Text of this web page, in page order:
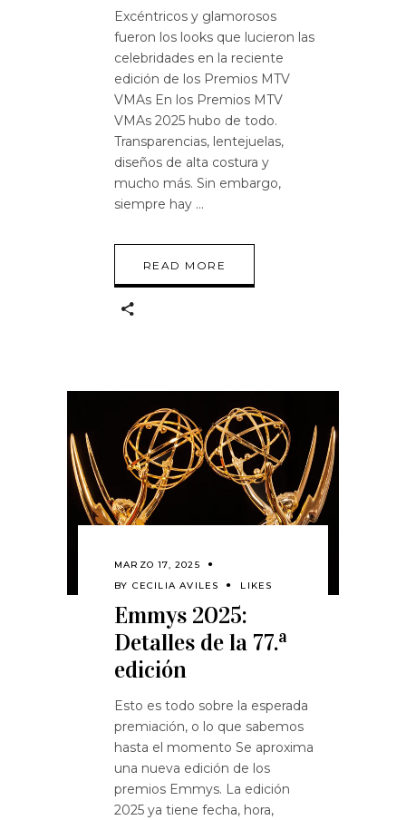
Excéntricos y glamorosos
fueron los looks que lucieron las
celebridades en la reciente
edición de los Premios MTV
VMAs En los Premios MTV
VMAs 2025 hubo de todo.
Transparencias, lentejuelas,
diseños de alta costura y
mucho más. Sin embargo,
siempre hay
READ MORE
MARZO 17, 2025
BY CECILIA AVILES LIKES
Emmys 2025:
Detalles de la 77.ª
edición
Esto es todo sobre la esperada
premiación, o lo que sabemos
hasta el momento Se aproxima
una nueva edición de los
premios Emmys. La edición
2025 ya tiene fecha, hora,